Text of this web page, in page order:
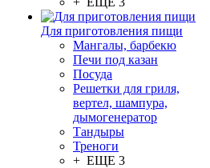
Для приготовления пищи
Мангалы, барбекю
Печи под казан
Посуда
Решетки для гриля,
вертел, шампура,
дымогенератор
Тандыры
Треноги
+ ЕЩЕ 3